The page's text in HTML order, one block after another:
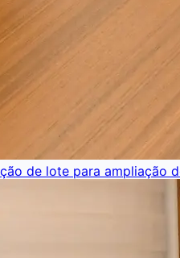
de lote para ampliação